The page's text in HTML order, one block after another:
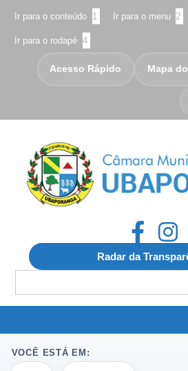
Ir para o conteúdo 1 Ir para o menu 2
Ir para o rodapé 4
Acesso Rápido Mapa
Radar da
for:
VOCÊ ESTÁ EM: